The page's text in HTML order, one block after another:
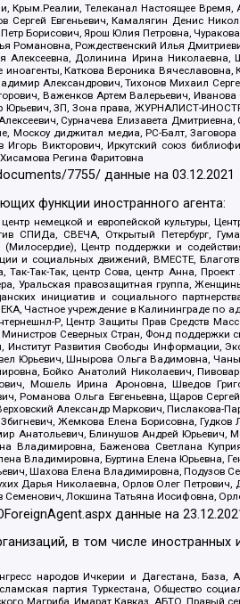
Крым.Реалии, Телеканал Настоящее Время,
Сергей Евгеньевич, Камалягин Денис
Борисович, Ярош Юлия Петровна,
Романовна, Рождественский Илья
Алексеевна, Долинина Ирина
иноагенты, Каткова Вероника
Александрович, Тихонов Михаил
Важенков Артем Валерьевич,
Юрьевич, ЗП, Зона права, ЖУРНАЛИСТ-
Сурначева Елизавета
Москоу диджитал медиа, РС-Балт,
Викторович, Иркутский союз
Регина Фаритовна
7755/ данные на03.12.2021
функции иностранного агента:
немецкой и европейской культуры,
СВЕЧА, Открытый Петербург,
Центр поддержки и
и социальных движений, ВМЕСТЕ,
Так-Так-Так, центр Сова, центр Анна,
Уральская правозащитная группа,
инициатив и социального
учреждение в Калининграде по
Р, Центр Защиты Прав Средств
Северных Стран, Фонд
Развития Свободы Информации,
Юрьевич, Шнырова Ольга Вадимовна,
Бойко Анатолий Николаевич,
Мошель Ирина Ароновна, Шведов
Романова Ольга Евгеньевна, Щаров
Александр Маркович, Пислакова-
Жемкова Елена Борисовна,
Анатольевич, Блинушов Андрей Юрьевич,
Владимировна, Баженова Светлана
Владимировна, Буртина Елена
Шахова Елена Владимировна, Подузов
Дарья Николаевна, Орлов Олег
Семенович, Локшина Татьяна Иосифовна,
данные на
в том числе
народов Ичкерии и Дагестана, База,
партия Туркестана, Общество
Магриба, Имарат Кавказ, АБТО, Правый